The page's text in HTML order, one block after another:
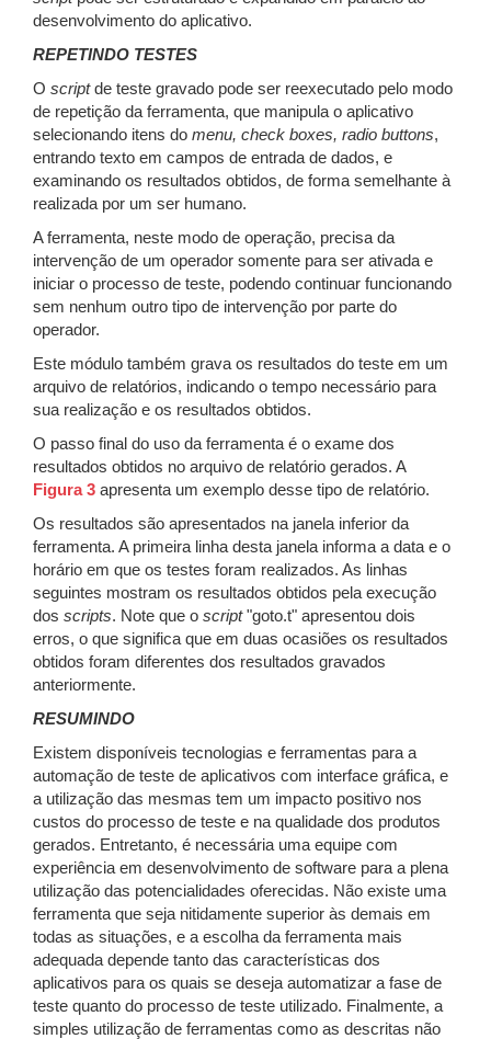
desenvolvimento do aplicativo.
REPETINDO TESTES
O scriptde teste gravado pode ser reexecutado pelo modo
de repetição da ferramenta, que manipula o aplicativo
selecionando itens do menu, check boxes, radio buttons,
entrando texto em campos de entrada de dados, e
examinando os resultados obtidos, de forma semelhante à
realizada por um ser humano.
A ferramenta, neste modo de operação, precisa da
intervenção de um operador somente para ser ativada e
iniciar o processo de teste, podendo continuar funcionando
sem nenhum outro tipo de intervenção por parte do
operador.
Este módulo também grava os resultados do teste em um
arquivo de relatórios, indicando o tempo necessário para
sua realização e os resultados obtidos.
O passo final do uso da ferramenta é o exame dos
resultados obtidos no arquivo de relatório gerados. A
Figura 3 apresenta um exemplo desse tipo de relatório.
Os resultados são apresentados na janela inferior da
ferramenta. A primeira linha desta janela informa a data e o
horário em que os testes foram realizados. As linhas
seguintes mostram os resultados obtidos pela execução
dos scripts. Note que o script"goto.t" apresentou dois
erros, o que significa que em duas ocasiões os resultados
obtidos foram diferentes dos resultados gravados
anteriormente.
RESUMINDO
Existem disponíveis tecnologias e ferramentas para a
automação de teste de aplicativos com interface gráfica, e
a utilização das mesmas tem um impacto positivo nos
custos do processo de teste e na qualidade dos produtos
gerados. Entretanto, é necessária uma equipe com
experiência em desenvolvimento de software para a plena
utilização das potencialidades oferecidas. Não existe uma
ferramenta que seja nitidamente superior às demais em
todas as situações, e a escolha da ferramenta mais
adequada depende tanto das características dos
aplicativos para os quais se deseja automatizar a fase de
teste quanto do processo de teste utilizado. Finalmente, a
simples utilização de ferramentas como as descritas não